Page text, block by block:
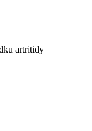
artritidy